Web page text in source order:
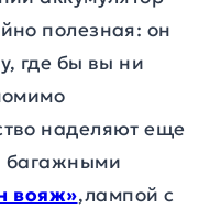
полезная: он
где бы вы ни
наделяют еще
багажными
вояж»,лампой с